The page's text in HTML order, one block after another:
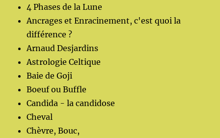
4 Phases de la Lune
Ancrages et Enracinement, c'est quoi la
différence ?
Arnaud Desjardins
Astrologie Celtique
Baie de Goji
Boeuf ou Buffle
Candida - la candidose
Cheval
Chèvre, Bouc,